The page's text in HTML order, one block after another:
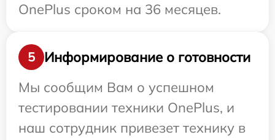
OnePlus сроком на 36 месяцев.
5
Информирование о готовности
Мы сообщим Вам о успешном
тестировании техники OnePlus, и
наш сотрудник привезет технику в